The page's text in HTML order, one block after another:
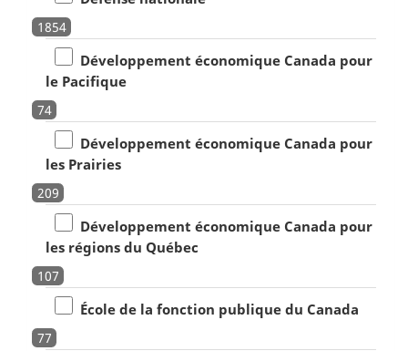
1854
Développement économique Canada pour
le Pacifique
74
Développement économique Canada pour
les Prairies
209
Développement économique Canada pour
les régions du Québec
107
École de la fonction publique du Canada
77